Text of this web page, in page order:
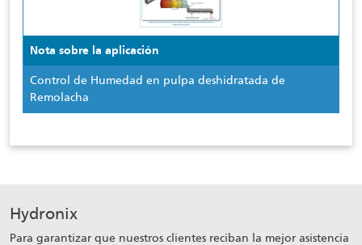
Nota sobre la aplicación
Control de Humedad en pulpa deshidratada de
Remolacha
Hydronix
Para garantizar que nuestros clientes reciban la mejor asistencia